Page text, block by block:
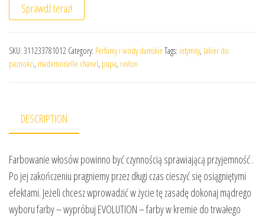
Sprawdź teraz!
SKU: 311233781012 Category: Perfumy i wody damskie Tags: intymny, lakier do
paznokci, mademoiselle chanel, pupa, revlon
DESCRIPTION
Farbowanie włosów powinno być czynnością sprawiającą przyjemność .
Po jej zakończeniu pragniemy przez długi czas cieszyć się osiągniętymi
efektami. Jeżeli chcesz wprowadzić w życie tę zasadę dokonaj mądrego
wyboru farby – wypróbuj EVOLUTION – farby w kremie do trwałego